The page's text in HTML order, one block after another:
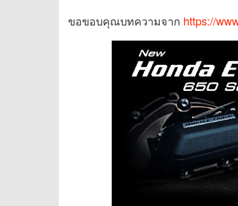
ขอขอบคุณบทความจาก https://